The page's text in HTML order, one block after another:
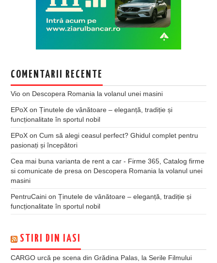
COMENTARII RECENTE
Vio on Descopera Romania la volanul unei masini
EPoX onȚinutele de vânătoare – eleganță, tradiție și
funcționalitate în sportul nobil
EPoX onCum să alegi ceasul perfect? Ghidul complet pentru
pasionați și începători
Cea mai buna varianta de rent a car - Firme 365, Catalog firme
si comunicate de presa on Descopera Romania la volanul unei
masini
PentruCaini onȚinutele de vânătoare – eleganță, tradiție și
funcționalitate în sportul nobil
STIRI DIN IASI
CARGO urcă pe scena din Grădina Palas, la Serile Filmului